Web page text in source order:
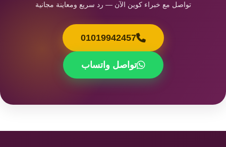
تواصل مع خبراء كوين الآن — رد سريع ومعاينة مجانية
01019942457
تواصل واتساب